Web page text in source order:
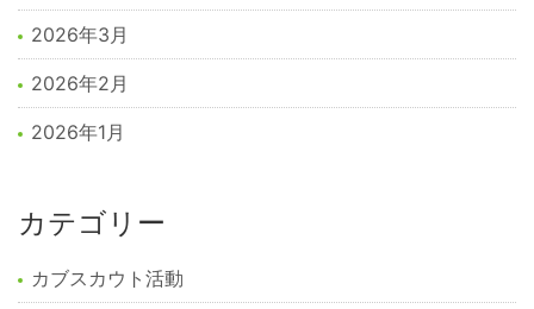
2026年3月
2026年2月
2026年1月
カテゴリー
カブスカウト活動